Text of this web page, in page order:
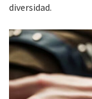
diversidad.